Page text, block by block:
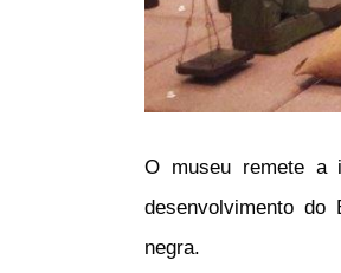
O museu remete a
desenvolvimento
negra.